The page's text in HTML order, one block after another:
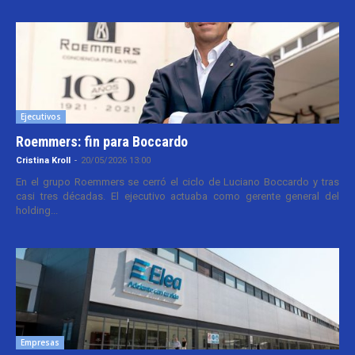
Ejecutivos
Roemmers: fin para Boccardo
Cristina Kroll - 20/05/2026 13:00
En el grupo Roemmers se cerró el ciclo de Luciano Boccardo y tras
casi tres décadas. El ejecutivo actuaba como gerente general del
holding...
Empresas